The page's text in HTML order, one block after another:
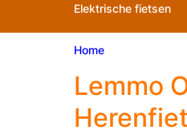
Elektrische fietsen
Home
Lemmo